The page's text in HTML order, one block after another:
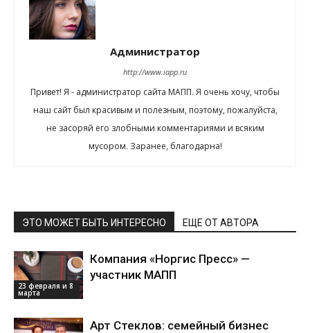
Администратор
http://www.iapp.ru
Привет! Я - администратор сайта МАПП. Я очень хочу, чтобы
наш сайт был красивым и полезным, поэтому, пожалуйста,
не засоряй его злобными комментариями и всяким
мусором. Заранее, благодарна!
ЭТО МОЖЕТ БЫТЬ ИНТЕРЕСНО ЕЩЕ ОТ АВТОРА
23 февраля и 8
марта
Компания «Норгис Пресс» —
участник МАПП
Арт Стеклов: семейный бизнес